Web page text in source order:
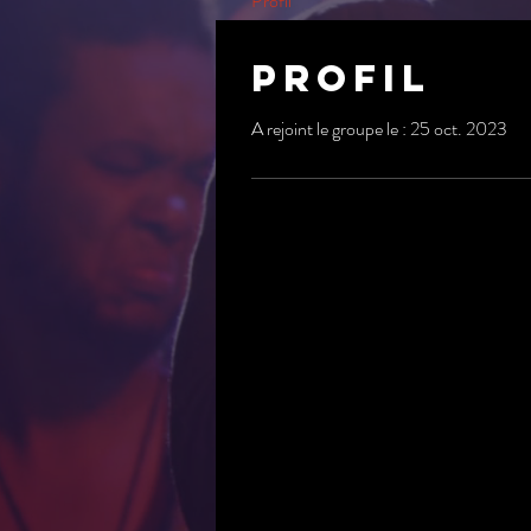
Profil
A rejoint le groupe le : 25 oct. 2023